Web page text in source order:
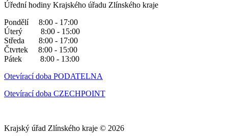
Úřední hodiny Krajského úřadu Zlínského kraje
Pondělí 8:00 - 17:00
Úterý 8:00 - 15:00
Středa 8:00 - 17:00
Čtvrtek 8:00 - 15:00
Pátek 8:00 - 13:00
Otevírací doba PODATELNA
Otevírací doba CZECHPOINT
Krajský úřad Zlínského kraje © 2026